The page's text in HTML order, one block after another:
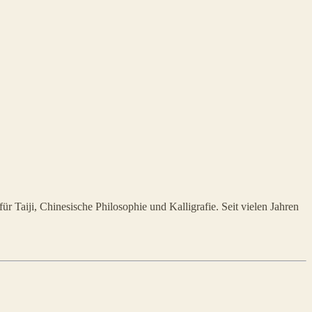
Taiji, Chinesische Philosophie und Kalligrafie. Seit vielen Jahren